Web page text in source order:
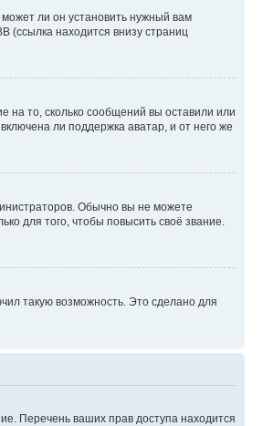
ли он установить нужный вам
(ссылка находится внизу страниц
на то, сколько сообщений вы оставили или
ли поддержка аватар, и от него же
Обычно вы не можете
для того, чтобы повысить своё звание.
такую возможность. Это сделано для
Перечень ваших прав доступа находится